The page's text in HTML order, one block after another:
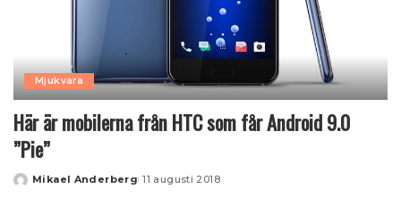
Mjukvara
Här är mobilerna från HTC som får Android 9.0
”Pie”
Posted
Mikael Anderberg 11 augusti 2018